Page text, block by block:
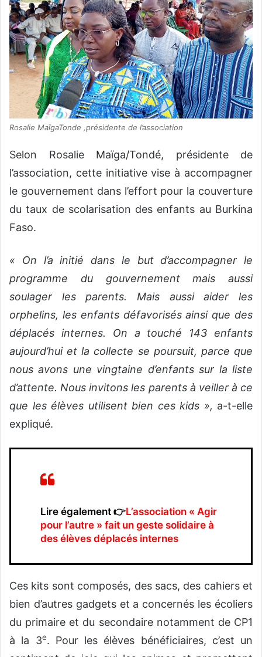
Rosalie MaïgaTonde ,présidente de l’association
Selon Rosalie Maïga/Tondé, présidente de
l’association, cette initiative vise à accompagner
le gouvernement dans l’effort pour la couverture
du taux de scolarisation des enfants au Burkina
Faso.
« On l’a initié dans le but d’accompagner le
programme du gouvernement mais aussi
soulager les parents. Mais aussi aider les
orphelins, les enfants défavorisés ainsi que des
déplacés internes. On a touché 143 enfants
aujourd’hui et la collecte se poursuit, parce que
nous avons une vingtaine d’enfants sur la liste
d’attente. Nous invitons les parents à veiller à ce
que les élèves utilisent bien ces kids », a-t-elle
expliqué.
Lire également 👉L’association « Agir
pour l’autre » fait un geste solidaire à
des élèves déplacés internes
Ces kits sont composés, des sacs, des cahiers et
bien d’autres gadgets et a concernés les écoliers
du primaire et du secondaire notamment de CP1
à la 3e. Pour les élèves bénéficiaires, c’est un